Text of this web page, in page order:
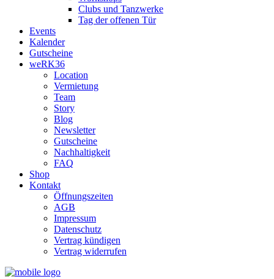
Clubs und Tanzwerke
Tag der offenen Tür
Events
Kalender
Gutscheine
weRK36
Location
Vermietung
Team
Story
Blog
Newsletter
Gutscheine
Nachhaltigkeit
FAQ
Shop
Kontakt
Öffnungszeiten
AGB
Impressum
Datenschutz
Vertrag kündigen
Vertrag widerrufen